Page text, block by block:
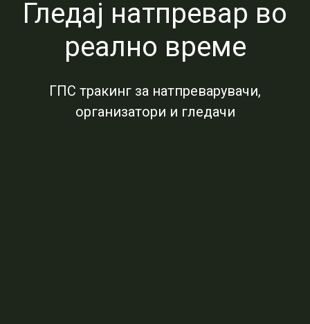
Гледај натпревар во
реално време
ГПС тракинг за натпреварувачи,
организатори и гледачи